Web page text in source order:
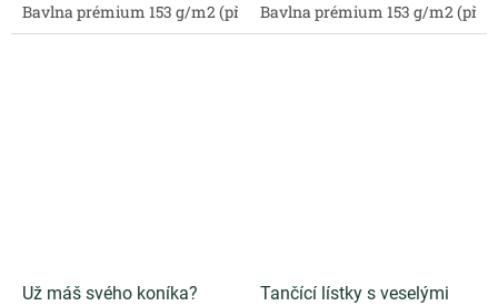
Bavlna prémium 153 g/m2 (přírodní) Bavlněný satén 130 g/
Bavlna prémium 153 g/m2
Už máš svého koníka?
Tančící lístky s veselými